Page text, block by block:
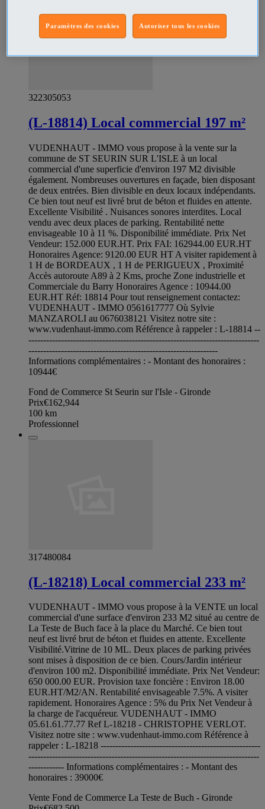
322305053
(L-18814) Local commercial 197 m²
VUDENHAUT - IMMO vous propose à la vente sur la
commune de ST SEURIN SUR L'ISLE à un local
commercial d'une superficie d'environ 197 M2 divisible
également. Nombreuses ouvertures en façade, bien disposant
de deux entrées. Bien divisible en deux locaux indépendants.
Ce bien tout neuf est livré brut de béton et fluides en attente.
Excellente Visibilité . Nuisances sonores interdites. Local
vendu avec deux places de parking. Rentabilité nette
envisageable 10 à 11 %. Disponibilité immédiate. Prix Net
Vendeur: 152.000 EUR.HT. Prix FAI: 162944.00 EUR.HT
Honoraires Agence: 9120.00 EUR HT A visiter rapidement à
1 H de BORDEAUX , 1 H de PERIGUEUX , Proximité
Accès autoroute A89 à 2 Kms, proche Zone industrielle et
Commerciale du Barry Honoraires Agence : 10944.00
EUR.HT Réf: 18814 Pour tout renseignement contactez:
VUDENHAUT - IMMO 0561617777 Où Sylvie
MANZAROLI au 0676038121 Visitez notre site :
www.vudenhaut-immo.com Référence à rappeler : L-18814 --
------------------------------------------------------------------------------
----------------------------------------------------------------
Informations complémentaires : - Montant des honoraires :
10944€
Fond de Commerce St Seurin sur l'Isle - Gironde
Prix€162,944
100 km
Professionnel
317480084
(L-18218) Local commercial 233 m²
VUDENHAUT - IMMO vous propose à la VENTE un local
commercial d'une surface d'environ 233 M2 situé au centre de
La Teste de Buch face à la place du Marché. Ce bien tout
neuf est livré brut de béton et fluides en attente. Excellente
Visibilité.Vitrine de 10 ML. Deux places de parking privées
sont mises à disposition de ce bien. Cours/Jardin intérieur
d'environ 100 m2. Disponibilité immédiate. Prix Net Vendeur:
650 000.00 EUR. Provision taxe foncière : Environ 18.00
EUR.HT/M2/AN. Rentabilité envisageable 7.5%. A visiter
rapidement. Honoraires Agence : 5% du Prix Net Vendeur à
la charge de l'acquéreur. VUDENHAUT - IMMO
05.61.61.77.77 Ref L-18218 - CHRISTOPHE VERLOT.
Visitez notre site : www.vudenhaut-immo.com Référence à
rappeler : L-18218 ------------------------------------------------------
------------------------------------------------------------------------------
------------ Informations complémentaires : - Montant des
honoraires : 39000€
Vente Fond de Commerce La Teste de Buch - Gironde
Autoriser tous les cookies
Paramètres des cookies